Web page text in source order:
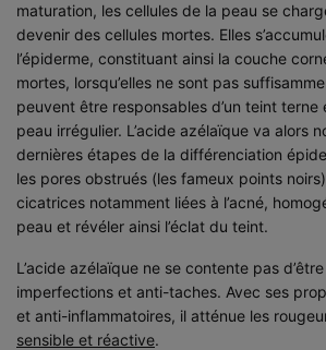
maturation, les cellules de la peau se
devenir des cellules mortes. Elles
l’épiderme, constituant ainsi la couche
mortes, lorsqu’elles ne sont pas
peuvent être responsables d’un teint terne
peau irrégulier. L’acide azélaïque va alors
dernières étapes de la différenciation
les pores obstrués (les fameux points
cicatrices notamment liées à l’acné,
peau et révéler ainsi l’éclat du teint.
L’acide azélaïque ne se contente pas
imperfections et anti-taches. Avec ses
et anti-inflammatoires, il atténue les
sensible et réactive.